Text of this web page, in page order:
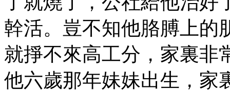
幹活。豈不知他胳膊上的
就掙不來高工分，家裏非
他六歲那年妹妹出生，家